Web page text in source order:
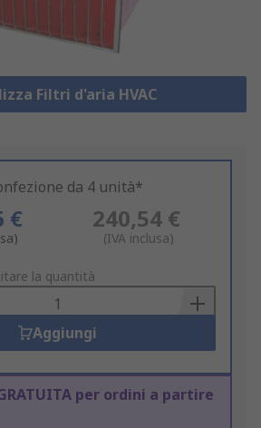
Filtri d'aria HVAC
da 4 unità*
€ 240,54 €
(IVA inclusa)
la quantità
Aggiungi
per ordini a partire